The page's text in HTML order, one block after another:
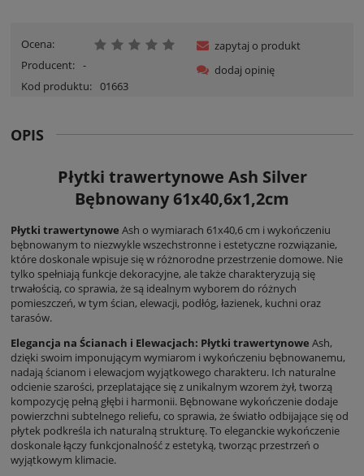
Ocena:
Producent: -
Kod produktu: 01663
zapytaj o produkt
dodaj opinię
OPIS
Płytki trawertynowe Ash Silver
Bębnowany 61x40,6x1,2cm
Płytki trawertynowe Ash o wymiarach 61x40,6 cm i wykończeniu
bębnowanym to niezwykle wszechstronne i estetyczne rozwiązanie,
które doskonale wpisuje się w różnorodne przestrzenie domowe. Nie
tylko spełniają funkcje dekoracyjne, ale także charakteryzują się
trwałością, co sprawia, że są idealnym wyborem do różnych
pomieszczeń, w tym ścian, elewacji, podłóg, łazienek, kuchni oraz
tarasów.
Elegancja na Ścianach i Elewacjach: Płytki trawertynowe Ash,
dzięki swoim imponującym wymiarom i wykończeniu bębnowanemu,
nadają ścianom i elewacjom wyjątkowego charakteru. Ich naturalne
odcienie szarości, przeplatające się z unikalnym wzorem żył, tworzą
kompozycję pełną głębi i harmonii. Bębnowane wykończenie dodaje
powierzchni subtelnego reliefu, co sprawia, że światło odbijające się od
płytek podkreśla ich naturalną strukturę. To eleganckie wykończenie
doskonale łączy funkcjonalność z estetyką, tworząc przestrzeń o
wyjątkowym klimacie.